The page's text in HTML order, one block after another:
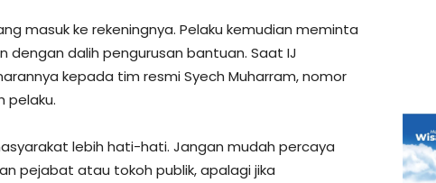
masuk ke rekeningnya. Pelaku kemudian meminta
dengan dalih pengurusan bantuan. Saat IJ
kepada tim resmi Syech Muharram, nomor
pelaku.
lebih hati-hati. Jangan mudah percaya
pejabat atau tokoh publik, apalagi jika